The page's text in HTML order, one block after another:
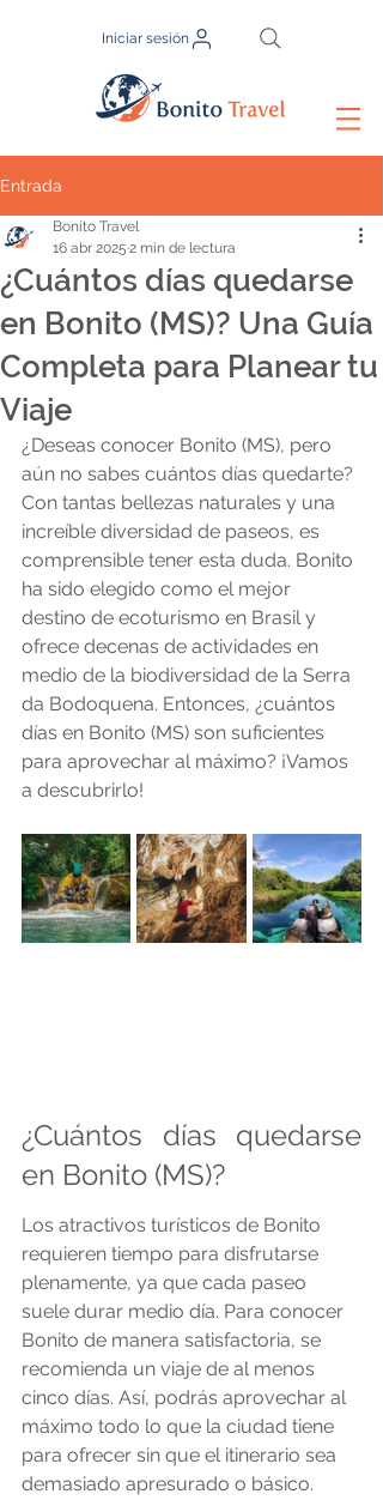
Iniciar sesión
Entrada
¿Cuántos días quedarse
en Bonito (MS)? Una Guía
Completa para Planear tu
Viaje
Bonito Travel
16 abr 2025 2 min de lectura
¿Deseas conocer Bonito (MS), pero
aún no sabes cuántos días quedarte?
Con tantas bellezas naturales y una
increíble diversidad de paseos, es
comprensible tener esta duda. Bonito
ha sido elegido como el mejor
destino de ecoturismo en Brasil y
ofrece decenas de actividades en
medio de la biodiversidad de la Serra
da Bodoquena. Entonces, ¿cuántos
días en Bonito (MS) son suficientes
para aprovechar al máximo? ¡Vamos
a descubrirlo!
¿Cuántos días quedarse
en Bonito (MS)?
Los atractivos turísticos de Bonito
requieren tiempo para disfrutarse
plenamente, ya que cada paseo
suele durar medio día. Para conocer
Bonito de manera satisfactoria, se
recomienda un viaje de al menos
cinco días. Así, podrás aprovechar al
máximo todo lo que la ciudad tiene
para ofrecer sin que el itinerario sea
demasiado apresurado o básico.